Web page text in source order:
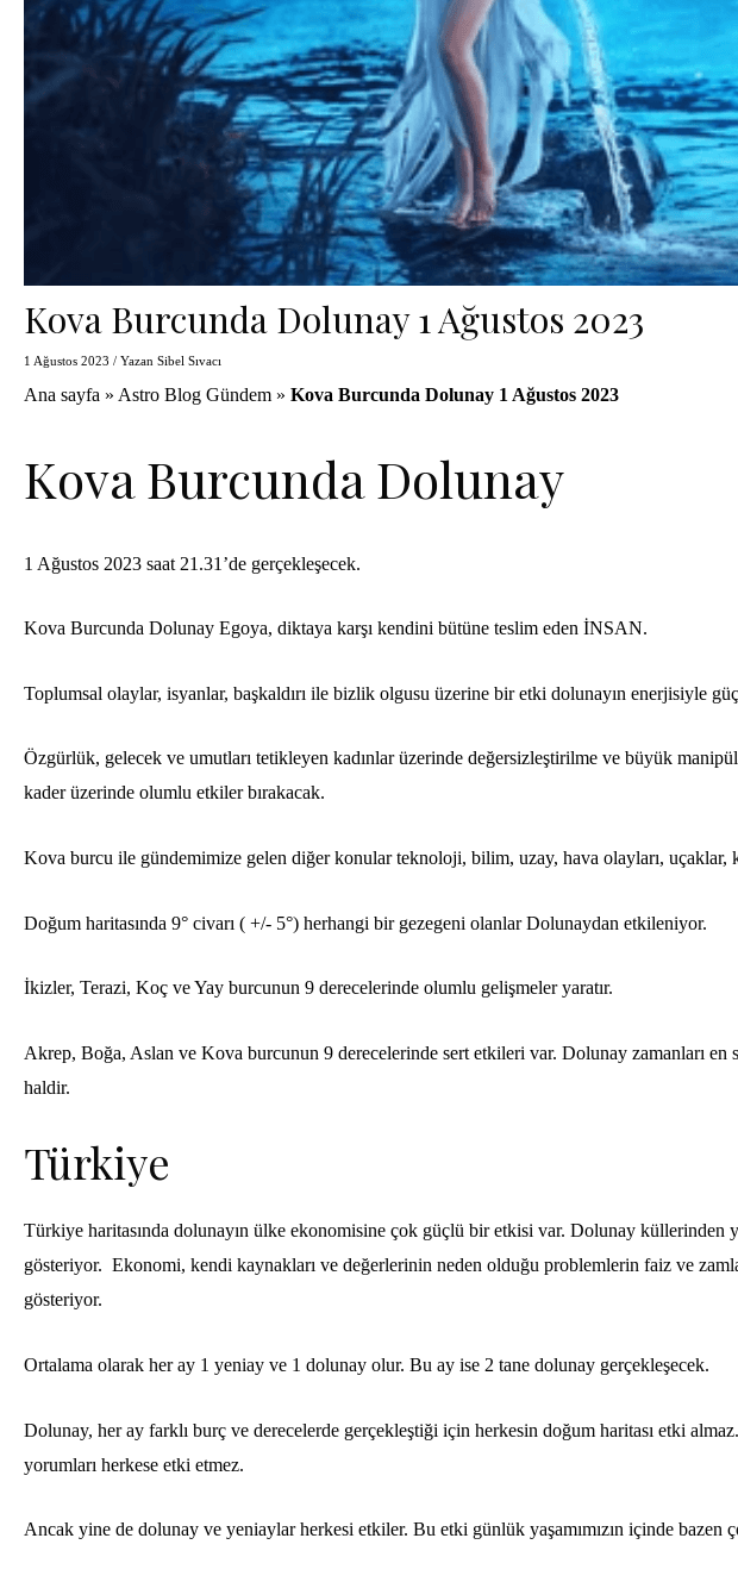
Kova Burcunda Dolunay 1 Ağustos 2023
1 Ağustos 2023 / Yazan Sibel Sıvacı
Ana sayfa » Astro Blog Gündem » Kova Burcunda Dolunay 1 Ağustos 2023
Kova Burcunda Dolunay
1 Ağustos 2023 saat 21.31’de gerçekleşecek.
Kova Burcunda Dolunay Egoya, diktaya karşı kendini bütüne teslim eden İNSAN.
Toplumsal olaylar, isyanlar, başkaldırı ile bizlik olgusu üzerine bir etki dolunayın enerjisiyle
Özgürlük, gelecek ve umutları tetikleyen kadınlar üzerinde değersizleştirilme ve büyük
kader üzerinde olumlu etkiler bırakacak.
Kova burcu ile gündemimize gelen diğer konular teknoloji, bilim, uzay, hava olayları, uçaklar,
Doğum haritasında 9° civarı ( +/- 5°​) herhangi bir gezegeni olanlar Dolunaydan etkileniyor.
İkizler, Terazi, Koç ve Yay burcunun 9 derecelerinde olumlu gelişmeler yaratır.
Akrep, Boğa, Aslan ve Kova burcunun 9 derecelerinde sert etkileri var. Dolunay zamanları en
haldir.
Türkiye
Türkiye haritasında dolunayın ülke ekonomisine çok güçlü bir etkisi var. Dolunay küllerinden
gösteriyor. Ekonomi, kendi kaynakları ve değerlerinin neden olduğu problemlerin faiz ve
gösteriyor.
Ortalama olarak her ay 1 yeniay ve 1 dolunay olur. Bu ay ise 2 tane dolunay gerçekleşecek.
Dolunay, her ay farklı burç ve derecelerde gerçekleştiği için herkesin doğum haritası etki
yorumları herkese etki etmez.
Ancak yine de dolunay ve yeniaylar herkesi etkiler. Bu etki günlük yaşamımızın içinde bazen